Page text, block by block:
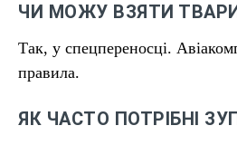
ЧИ МОЖУ ВЗЯТИ
Так, у спецпереносці.
правила.
ЯК ЧАСТО ПОТРІБНІ